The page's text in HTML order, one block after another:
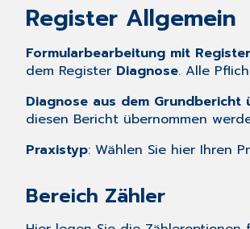
Register Allgemein
Formularbearbeitung mit
dem Register Diagnose. Alle
Diagnose aus dem Grundbericht
diesen Bericht übernommen
Praxistyp: Wählen Sie hier Ihren
Bereich Zähler